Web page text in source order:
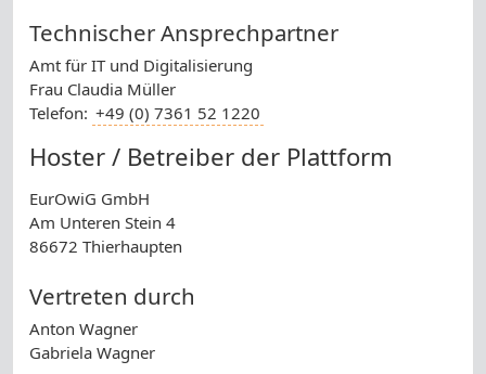
Technischer Ansprechpartner
Amt für IT und Digitalisierung
Frau Claudia Müller
Telefon: +49 (0) 7361 52 1220
Hoster / Betreiber der Plattform
EurOwiG GmbH
Am Unteren Stein 4
86672 Thierhaupten
Vertreten durch
Anton Wagner
Gabriela Wagner